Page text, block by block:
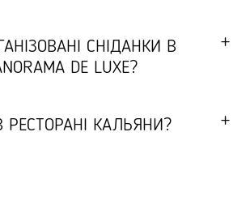
СНІДАНКИ В
DE LUXE?
РЕСТОРАНІ КАЛЬЯНИ?